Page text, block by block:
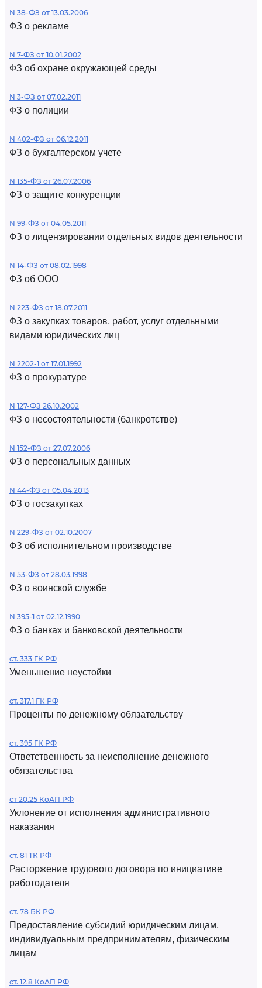
N 38-ФЗ от 13.03.2006
ФЗ о рекламе
N 7-ФЗ от 10.01.2002
ФЗ об охране окружающей среды
N 3-ФЗ от 07.02.2011
ФЗ о полиции
N 402-ФЗ от 06.12.2011
ФЗ о бухгалтерском учете
N 135-ФЗ от 26.07.2006
ФЗ о защите конкуренции
N 99-ФЗ от 04.05.2011
ФЗ о лицензировании отдельных видов деятельности
N 14-ФЗ от 08.02.1998
ФЗ об ООО
N 223-ФЗ от 18.07.2011
ФЗ о закупках товаров, работ, услуг отдельными
видами юридических лиц
N 2202-1 от 17.01.1992
ФЗ о прокуратуре
N 127-ФЗ 26.10.2002
ФЗ о несостоятельности (банкротстве)
N 152-ФЗ от 27.07.2006
ФЗ о персональных данных
N 44-ФЗ от 05.04.2013
ФЗ о госзакупках
N 229-ФЗ от 02.10.2007
ФЗ об исполнительном производстве
N 53-ФЗ от 28.03.1998
ФЗ о воинской службе
N 395-1 от 02.12.1990
ФЗ о банках и банковской деятельности
ст. 333 ГК РФ
Уменьшение неустойки
ст. 317.1 ГК РФ
Проценты по денежному обязательству
ст. 395 ГК РФ
Ответственность за неисполнение денежного
обязательства
ст 20.25 КоАП РФ
Уклонение от исполнения административного
наказания
ст. 81 ТК РФ
Расторжение трудового договора по инициативе
работодателя
ст. 78 БК РФ
Предоставление субсидий юридическим лицам,
индивидуальным предпринимателям, физическим
лицам
ст. 12.8 КоАП РФ